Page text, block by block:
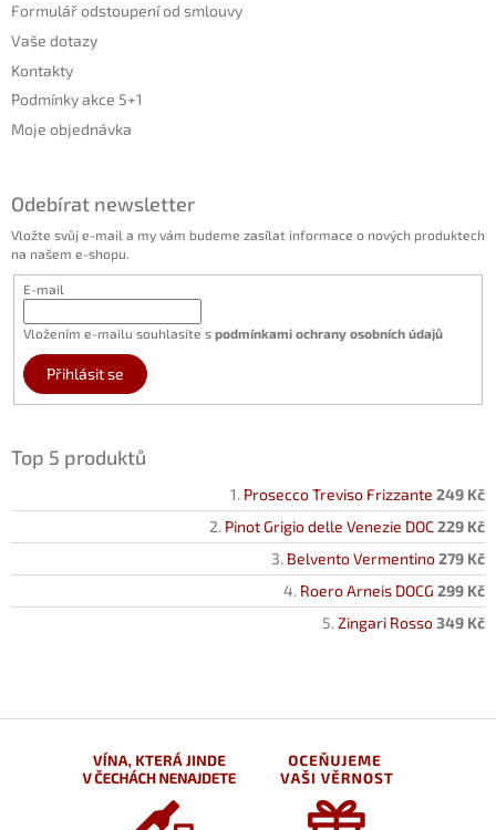
Formulář odstoupení od smlouvy
Vaše dotazy
Kontakty
Podmínky akce 5+1
Moje objednávka
Odebírat newsletter
Vložte svůj e-mail a my vám budeme zasílat informace o nových produktech
na našem e-shopu.
E-mail
Vložením e-mailu souhlasíte s podmínkami ochrany osobních údajů
Přihlásit se
Top 5 produktů
Prosecco Treviso Frizzante 249 Kč
Pinot Grigio delle Venezie DOC229 Kč
Belvento Vermentino279 Kč
Roero Arneis DOCG 299 Kč
Zingari Rosso349 Kč